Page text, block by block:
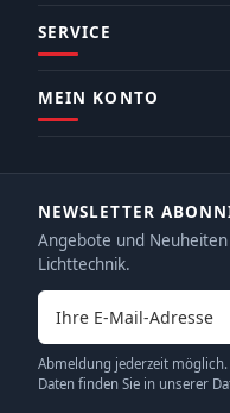
SERVICE
MEIN KONTO
NEWSLETTER
Angebote und
Lichttechnik.
E-Mail-Adresse
Abmeldung jederzeit
Daten finden Sie in unserer